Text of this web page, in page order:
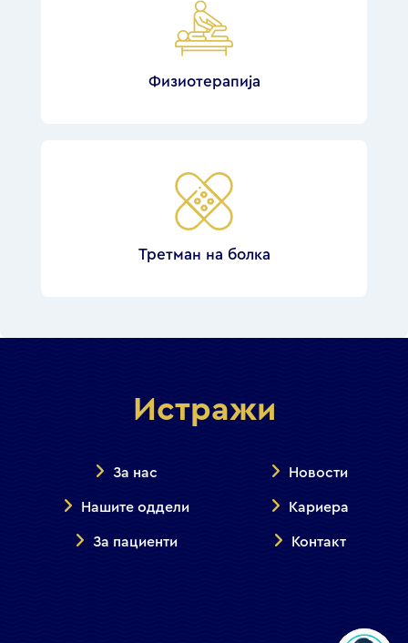
Физиотерапија
Третман на болка
Истражи
За нас
Нашите оддели
За пациенти
Новости
Кариера
Контакт